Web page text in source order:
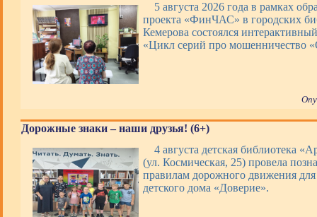
5 августа 2026 года в рамках
проекта «ФинЧАС» в городских
Кемерова состоялся
«Цикл серий про мошенничество
Дорожные знаки – наши друзья! (6+)
4 августа детская библиотека
(ул. Космическая, 25) провела
правилам дорожного движения
детского дома «Доверие».